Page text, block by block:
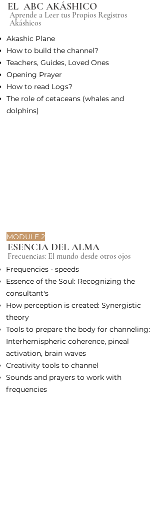
EL ABC AKÁSHICO
Akashic Plane
How to build the channel?
Teachers, Guides, Loved Ones
Opening Prayer
How to read Logs?
The role of cetaceans (whales and
dolphins)
Aprende a Leer tus Propios Registros
Akáshicos
MODULE 2
ESENCIA DEL ALMA
Frequencies - speeds
Essence of the Soul: Recognizing the
consultant's
How perception is created: Synergistic
theory
Tools to prepare the body for channeling:
Interhemispheric coherence, pineal
activation, brain waves
Creativity tools to channel
Sounds and prayers to work with
frequencies
Frecuencias: El mundo desde otros ojos